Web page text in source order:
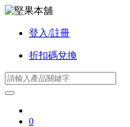
登入/註冊
折扣碼兌換
0